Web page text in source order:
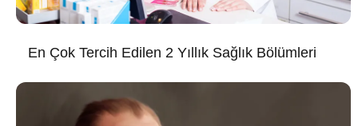
En Çok Tercih Edilen 2 Yıllık Sağlık Bölümleri